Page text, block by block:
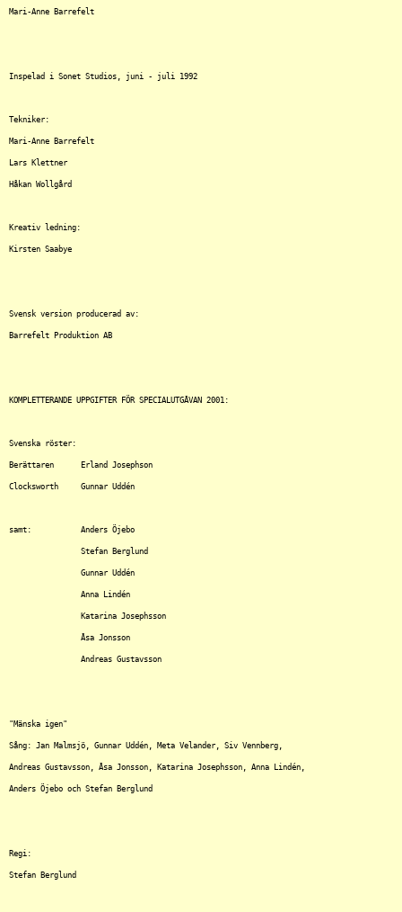
Mari-Anne Barrefelt
Inspelad i Sonet Studios, juni - juli 1992
Tekniker:
Mari-Anne Barrefelt
Lars Klettner
Håkan Wollgård
Kreativ ledning:
Kirsten Saabye
Svensk version producerad av:
Barrefelt Produktion AB
KOMPLETTERANDE UPPGIFTER FÖR SPECIALUTGÅVAN 2001:
Svenska röster:
Berättaren	Erland Josephson
Clocksworth	Gunnar Uddén
samt:		Anders Öjebo
"Mänska igen"
Sång: Jan Malmsjö, Gunnar Uddén, Meta Velander, Siv Vennberg,
Andreas Gustavsson, Åsa Jonsson, Katarina Josephsson, Anna Lindén,
Anders Öjebo och Stefan Berglund
Regi:
Stefan Berglund